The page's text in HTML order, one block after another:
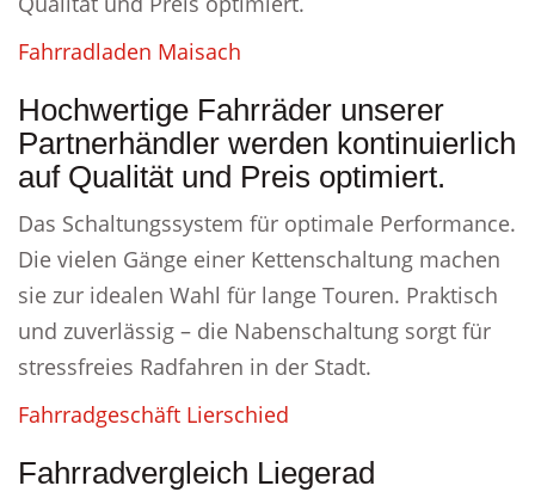
Fahrradladen Maisach
Hochwertige Fahrräder unserer
Partnerhändler werden kontinuierlich
auf Qualität und Preis optimiert.
Das Schaltungssystem für optimale Performance.
Die vielen Gänge einer Kettenschaltung machen
sie zur idealen Wahl für lange Touren. Praktisch
und zuverlässig – die Nabenschaltung sorgt für
stressfreies Radfahren in der Stadt.
Fahrradgeschäft Lierschied
Fahrradvergleich Liegerad